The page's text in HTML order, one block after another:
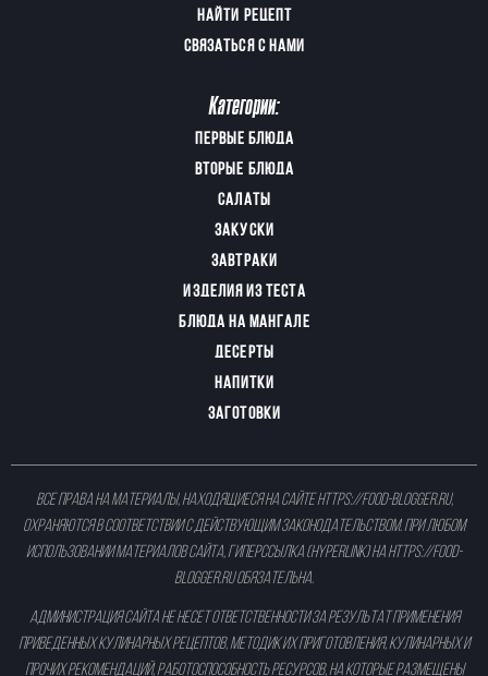
НАЙТИ РЕЦЕПТ
СВЯЗАТЬСЯ С НАМИ
Категории:
ПЕРВЫЕ БЛЮДА
ВТОРЫЕ БЛЮДА
САЛАТЫ
ЗАКУСКИ
ЗАВТРАКИ
ИЗДЕЛИЯ ИЗ ТЕСТА
БЛЮДА НА МАНГАЛЕ
ДЕСЕРТЫ
НАПИТКИ
ЗАГОТОВКИ
Все права на материалы, находящиеся на сайтеhttps://food-blogger.ru,
охраняются в соответствии с действующим законодательством. При любом
использовании материалов сайта, гиперссылка (hyperlink) наhttps://food-
blogger.ruобязательна.
Администрация сайта не несет ответственности за результат применения
приведенных кулинарных рецептов, методик их приготовления, кулинарных и
прочих рекомендаций, работоспособность ресурсов, на которые размещены